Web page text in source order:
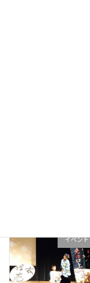
イベント